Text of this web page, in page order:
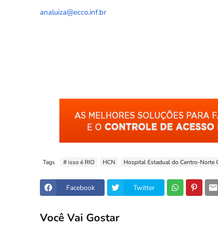
analuiza@ecco.inf.br
Tags # isso é RIO HCN Hospital Estadual do Centro-Norte
Facebook Twitter
Você Vai Gostar